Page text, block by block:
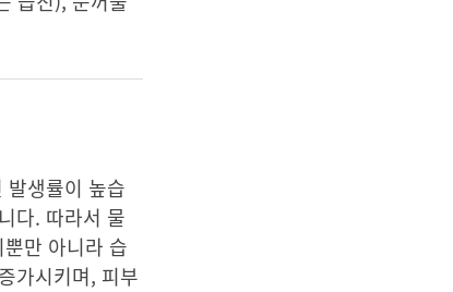
생률이 높습
다. 따라서 물
만 아니라 습
가시키며, 피부